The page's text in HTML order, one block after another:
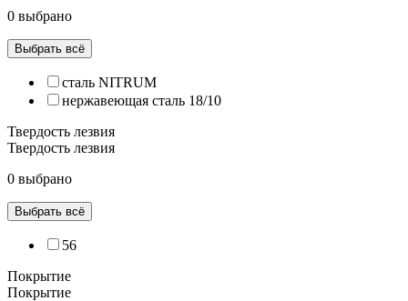
0 выбрано
Выбрать всё
сталь NITRUM
нержавеющая сталь 18/10
Твердость лезвия
Твердость лезвия
0 выбрано
Выбрать всё
56
Покрытие
Покрытие